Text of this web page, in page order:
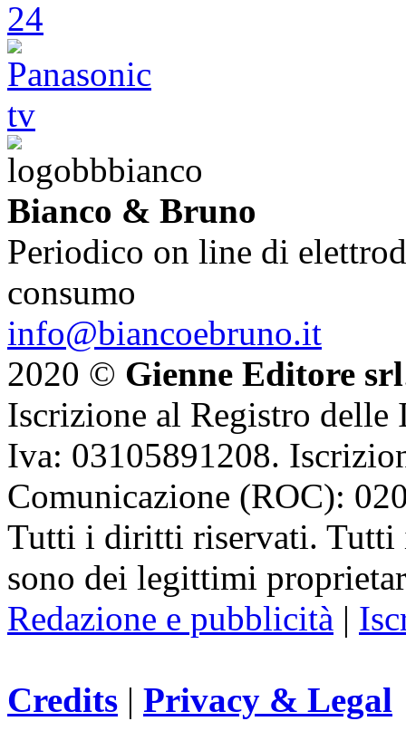
Bianco & Bruno
Periodico on line di
consumo
info@biancoebruno.it
2020 © Gienne Editore srl
Iscrizione al Registro delle
Iva: 03105891208.
Comunicazione (ROC):
Tutti i diritti riservati. Tutti
sono dei legittimi
Redazione e pubblicità |
Credits | Privacy & Legal